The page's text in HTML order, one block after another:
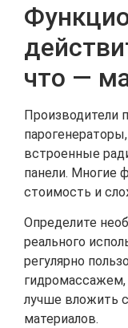
что —
Производители
встроенные
панели. Многие
стоимость и
Определите
реального
регулярно
лучше вложить
материалов.